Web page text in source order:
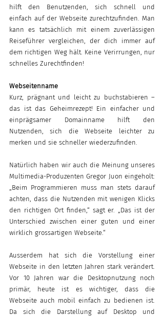
hilft den Benutzenden, sich schnell und
einfach auf der Webseite zurechtzufinden. Man
kann es tatsächlich mit einem zuverlässigen
Reiseführer vergleichen, der dich immer auf
dem richtigen Weg hält. Keine Verirrungen, nur
schnelles Zurechtfinden!
Webseitenname
Kurz, prägnant und leicht zu buchstabieren –
das ist das Geheimrezept! Ein einfacher und
einprägsamer Domainname hilft den
Nutzenden, sich die Webseite leichter zu
merken und sie schneller wiederzufinden.
Natürlich haben wir auch die Meinung unseres
Multimedia-Produzenten Gregor Juon eingeholt:
„Beim Programmieren muss man stets darauf
achten, dass die Nutzenden mit wenigen Klicks
den richtigen Ort finden,“ sagt er. „Das ist der
Unterschied zwischen einer guten und einer
wirklich grossartigen Webseite.“
Ausserdem hat sich die Vorstellung einer
Webseite in den letzten Jahren stark verändert.
Vor 10 Jahren war die Desktopnutzung noch
primär, heute ist es wichtiger, dass die
Webseite auch mobil einfach zu bedienen ist.
Da sich die Darstellung auf Desktop und